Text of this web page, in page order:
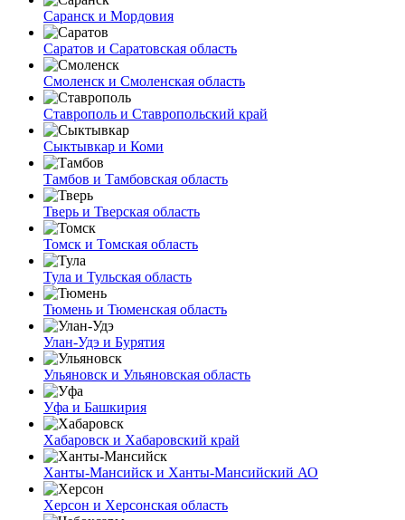
Саранск и Мордовия
Саратов и Саратовская область
Смоленск и Смоленская область
Ставрополь и Ставропольский край
Сыктывкар и Коми
Тамбов и Тамбовская область
Тверь и Тверская область
Томск и Томская область
Тула и Тульская область
Тюмень и Тюменская область
Улан-Удэ и Бурятия
Ульяновск и Ульяновская область
Уфа и Башкирия
Хабаровск и Хабаровский край
Ханты-Мансийск и Ханты-Мансийский АО
Херсон и Херсонская область